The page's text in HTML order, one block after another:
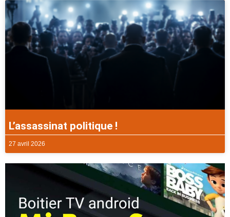
L’assassinat politique !
27 avril 2026